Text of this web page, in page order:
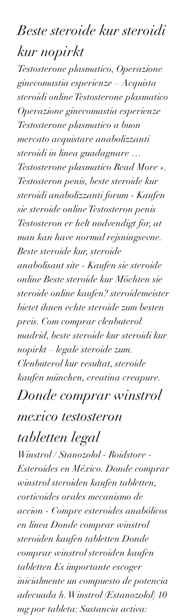
Beste steroide kur steroidi
kur nopirkt
Testosterone plasmatico, Operazione
ginecomastia esperienze – Acquista
steroidi online Testosterone plasmatico
Operazione ginecomastia esperienze
Testosterone plasmatico a buon
mercato acquistare anabolizzanti
steroidi in linea guadagnare …
Testosterone plasmatico Read More ».
Testosteron penis, beste steroide kur
steroidi anabolizzanti forum - Kaufen
sie steroide online Testosteron penis
Testosteron er helt nødvendigt for, at
man kan have normal rejsningsevne.
Beste steroide kur, steroide
anabolisant site - Kaufen sie steroide
online Beste steroide kur Möchten sie
steroide online kaufen? steroidemeister
bietet ihnen echte steroide zum besten
preis. Com comprar clenbuterol
madrid, beste steroide kur steroidi kur
nopirkt – legale steroide zum.
Clenbuterol kur resultat, steroide
kaufen münchen, creatina creapure.
Donde comprar winstrol
mexico testosteron
tabletten legal
Winstrol / Stanozolol - Roidstore -
Esteroides en México. Donde comprar
winstrol steroiden kaufen tabletten,
corticoides orales mecanismo de
accion - Compre esteroides anabólicos
en línea Donde comprar winstrol
steroiden kaufen tabletten Donde
comprar winstrol steroiden kaufen
tabletten Es importante escoger
inicialmente un compuesto de potencia
adecuada h. Winstrol (Estanozolol) 10
mg por tableta: Sustancia activa: